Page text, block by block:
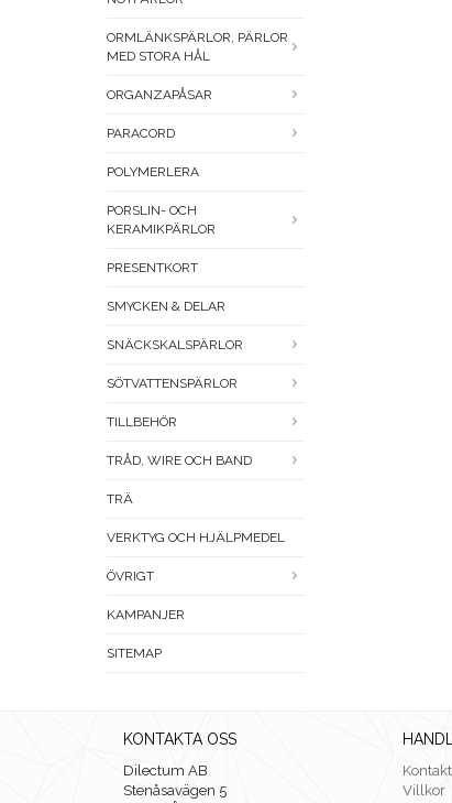
ORMLÄNKSPÄRLOR, PÄRLOR
MED STORA HÅL
ORGANZAPÅSAR
PARACORD
POLYMERLERA
PORSLIN- OCH
KERAMIKPÄRLOR
PRESENTKORT
SMYCKEN & DELAR
SNÄCKSKALSPÄRLOR
SÖTVATTENSPÄRLOR
TILLBEHÖR
TRÅD, WIRE OCH BAND
TRÄ
VERKTYG OCH HJÄLPMEDEL
ÖVRIGT
KAMPANJER
SITEMAP
KONTAKTA OSS
Dilectum AB
Stenåsavägen 5
Kontakt
Villkor